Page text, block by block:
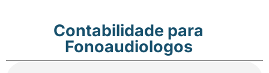
Contabilidade para
Fonoaudiologos